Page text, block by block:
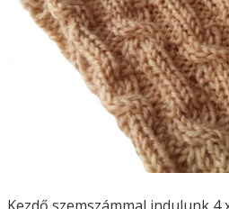
Kezdő szemszámmal indulunk 4